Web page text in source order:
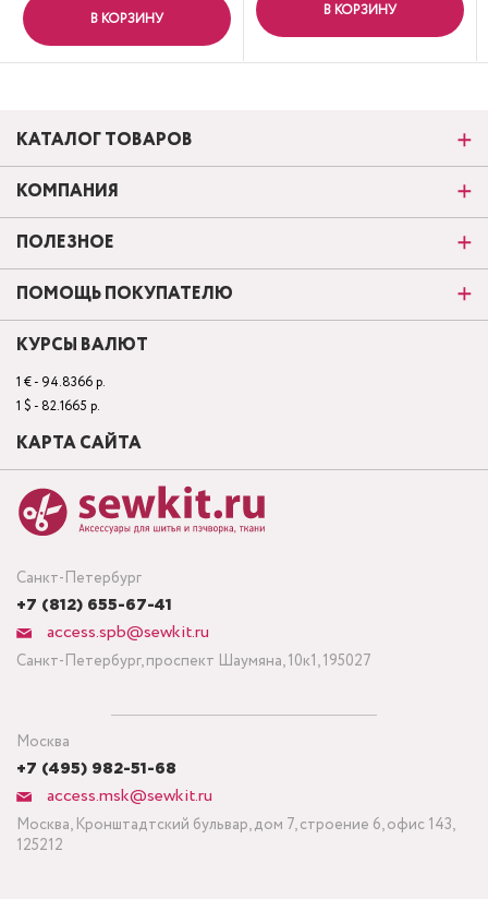
В КОРЗИНУ В КОРЗИНУ
Санкт-Петербург
+7 (812) 655-67-41
access.spb@sewkit.ru
Санкт-Петербург, проспект Шаумяна, 10к1, 195027
Москва
+7 (495) 982-51-68
access.msk@sewkit.ru
Москва, Кронштадтский бульвар, дом 7, строение 6, офис 143,
125212
КАТАЛОГ ТОВАРОВ
КОМПАНИЯ
ПОЛЕЗНОЕ
ПОМОЩЬ ПОКУПАТЕЛЮ
КУРСЫ ВАЛЮТ
1 € - 94.8366 р.
1 $ - 82.1665 р.
КАРТА САЙТА